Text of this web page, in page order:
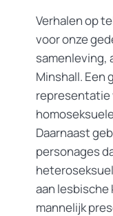
Verhalen op
voor onze
samenleving,
Minshall. Een
representatie
Daarnaast
personages
aan lesbische
mannelijk